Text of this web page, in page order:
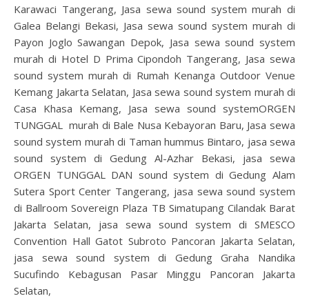
Karawaci Tangerang, Jasa sewa sound system murah di
Galea Belangi Bekasi, Jasa sewa sound system murah di
Payon Joglo Sawangan Depok, Jasa sewa sound system
murah di Hotel D Prima Cipondoh Tangerang, Jasa sewa
sound system murah di Rumah Kenanga Outdoor Venue
Kemang Jakarta Selatan, Jasa sewa sound system murah di
Casa Khasa Kemang, Jasa sewa sound systemORGEN
TUNGGAL murah di Bale Nusa Kebayoran Baru, Jasa sewa
sound system murah di Taman hummus Bintaro, jasa sewa
sound system di Gedung Al-Azhar Bekasi, jasa sewa
ORGEN TUNGGAL DAN sound system di Gedung Alam
Sutera Sport Center Tangerang, jasa sewa sound system
di Ballroom Sovereign Plaza TB Simatupang Cilandak Barat
Jakarta Selatan, jasa sewa sound system di SMESCO
Convention Hall Gatot Subroto Pancoran Jakarta Selatan,
jasa sewa sound system di Gedung Graha Nandika
Sucufindo Kebagusan Pasar Minggu Pancoran Jakarta
Selatan,